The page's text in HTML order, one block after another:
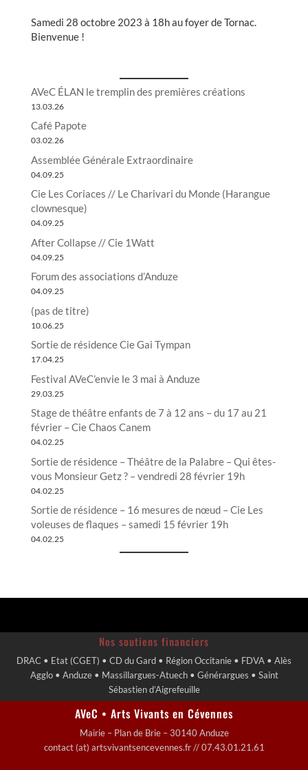
Samedi 28 octobre 2023 à 18h au foyer de Tornac.
Bienvenue !
AVeC ÉLAN le tremplin des premières créations
13.03.26
Café Papote
03.02.26
Assemblée Générale Extraordinaire
04.09.25
Cie Les Coriaces // Le Charivari du Monde (Harangue
clownesque)
04.09.25
After Collapse // Cie 1Watt
04.09.25
Forum des associations d’Anduze
04.09.25
(pas de titre)
10.06.25
Sortie de résidence Cie Gai Tympan
17.04.25
Festival AVeC’envie le 3 mai à Anduze
29.03.25
Stage de théâtre enfants de 7 à 12 ans – du 17 au 21
février – Cie Chaos Canem
04.02.25
Sortie de résidence – Théâtre de la Palabre – Qui êtes-
vous Monsieur Getz ? – vendredi 28 février 19h
04.02.25
Sortie de résidence – 16 mesures de nœud – Cie Les
voleuses de flaques – samedi 15 février 19h
04.02.25
Nos soutiens financiers
DRAC • Etat (CGET) • CD du Gard • Région Occitanie • FDVA • Alès
Agglo • Anduze • Massillargues-Atuech • Générargues • Saint
Sébastien d’Aigrefeuille
AVeC • Arts Vivants en Cévennes
Mairie – Plan de Brie – 30140 Anduze
contact (at) artsvivantsencevennes.fr // 07.43.01.21.61